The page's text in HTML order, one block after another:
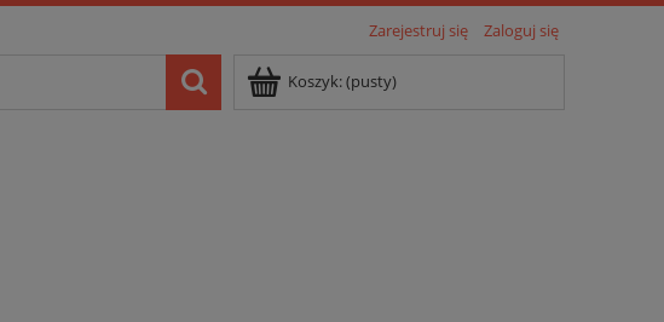
Zarejestruj się Zaloguj się
Koszyk:(pusty)